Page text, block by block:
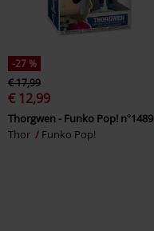
-27 %
€ 17,99
€ 12,99
Thorgwen - Funko Pop! n°1489
Thor
Funko Pop!